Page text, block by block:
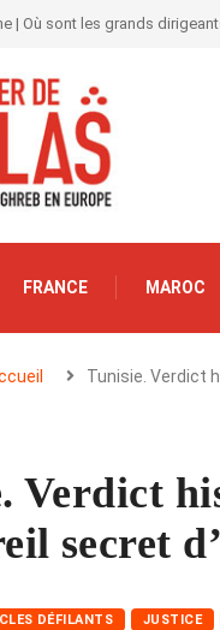
| Où sont les grands
FRANCE MAROC
Tunisie. Verdict
Verdict
secret
DÉFILANTS JUSTICE